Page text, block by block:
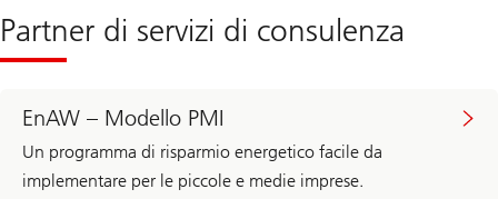
Partner di servizi di consulenza
EnAW – Modello PMI
Un programma di risparmio energetico facile da
implementare per le piccole e medie imprese.